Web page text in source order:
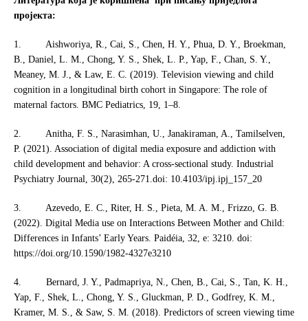
пројекта:
1. Aishworiya, R., Cai, S., Chen, H. Y., Phua, D. Y., Broekman,
B., Daniel, L. M., Chong, Y. S., Shek, L. P., Yap, F., Chan, S. Y.,
Meaney, M. J., & Law, E. C. (2019). Television viewing and child
cognition in a longitudinal birth cohort in Singapore: The role of
maternal factors. BMC Pediatrics, 19, 1–8.
2. Anitha, F. S., Narasimhan, U., Janakiraman, A., Tamilselven,
P. (2021). Association of digital media exposure and addiction with
child development and behavior: A cross-sectional study. Industrial
Psychiatry Journal, 30(2), 265-271.doi: 10.4103/ipj.ipj_157_20
3. Azevedo, E. C., Riter, H. S., Pieta, M. A. M., Frizzo, G. B.
(2022). Digital Media use on Interactions Between Mother and Child:
Differences in Infants’ Early Years. Paidéia, 32, e: 3210. doi:
https://doi.org/10.1590/1982-4327e3210
4. Bernard, J. Y., Padmapriya, N., Chen, B., Cai, S., Tan, K. H.,
Yap, F., Shek, L., Chong, Y. S., Gluckman, P. D., Godfrey, K. M.,
Kramer, M. S., & Saw, S. M. (2018). Predictors of screen viewing time